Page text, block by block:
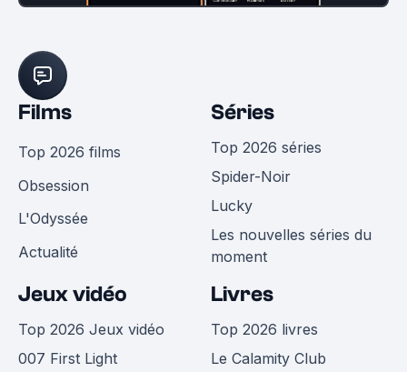
Films
Top 2026 films
Obsession
L'Odyssée
Actualité
Séries
Top 2026 séries
Spider-Noir
Lucky
Les nouvelles séries du
moment
Jeux vidéo
Top 2026 Jeux vidéo
007 First Light
Livres
Top 2026 livres
Le Calamity Club